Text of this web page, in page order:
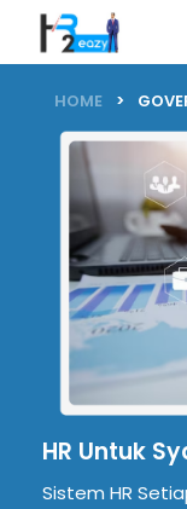
HOME
HR Untuk
Sistem HR